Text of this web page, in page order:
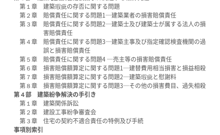
第１章 建築瑕疵の存否に関する問題
第２章 賠償責任に関する問題1─建築業者の損害賠償責任
第３章 賠償責任に関する問題2─建築士及び建築士が属する法人の損
害賠償責任
第４章 賠償責任に関する問題3─建築主事及び指定確認検査機関の過
誤と損害賠償責任
第５章 賠償責任に関する問題4 ─売主等の損害賠償責任
第６章 損害賠償額算定に関する問題1─建替費用相当損害と損益相殺
第７章 損害賠償額算定に関する問題2─建築瑕疵と慰謝料
第８章 損害賠償額算定に関する問題3─その他の損害費目、過失相殺
第４部 建築紛争解決の手引き
第１章 建築関係訴訟
第２章 建設工事紛争審査会
第３章 住宅の契約不適合責任の特例及び手続
事項別索引